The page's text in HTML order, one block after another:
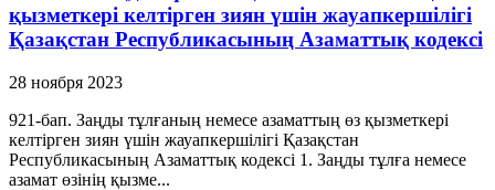
қызметкерi келтiрген зиян үшiн жауапкершiлiгi
Қазақстан Республикасының Азаматтық кодексi
28 ноября 2023
921-бап. Заңды тұлғаның немесе азаматтың өз қызметкерi
келтiрген зиян үшiн жауапкершiлiгi Қазақстан
Республикасының Азаматтық кодексi 1. Заңды тұлға немесе
азамат өзiнiң қызме...